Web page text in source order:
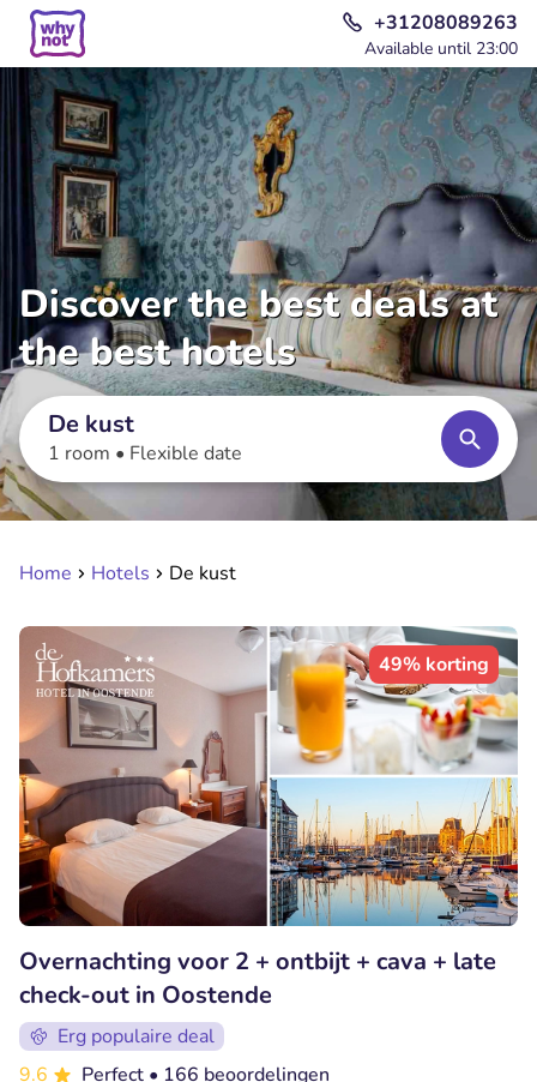
+31208089263
Available until 23:00
Discover the best deals at
the best hotels
De kust
1 room • Flexible date
Home Hotels De kust
49% korting
Overnachting voor 2 + ontbijt + cava + late
check-out in Oostende
Erg populaire deal
9.6
Perfect • 166 beoordelingen